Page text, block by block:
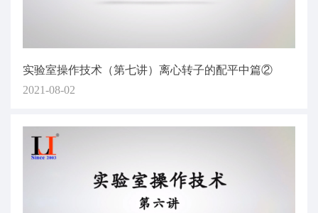
实验室操作技术（第七讲）离心转子的配平中篇②
2021-08-02